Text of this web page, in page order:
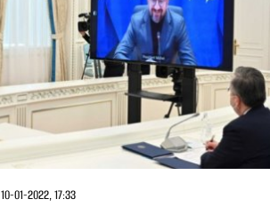
10-01-2022, 17:33